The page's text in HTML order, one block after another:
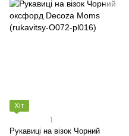
Хіт
1
Рукавиці на візок Чорний